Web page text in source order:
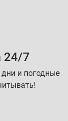
24/7
и погодные